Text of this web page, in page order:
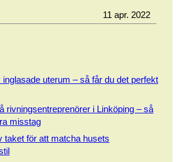
11 apr. 2022
inglasade uterum – så får du det perfekt
rivningsentreprenörer i Linköping – så
misstag
taket för att matcha husets